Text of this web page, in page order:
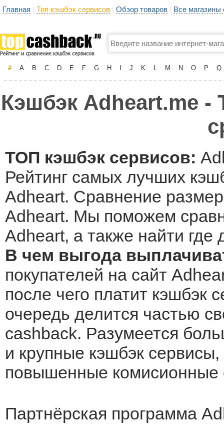
Главная | Топ кэшбэк сервисов | Обзор товаров | Все
# A B C D E F G H J K L M N O P Q
Кэшбэк Adheart.me -
ТОП кэшбэк сервисов:
Рейтинг самых лучших
Adheart. Сравнение
Adheart. Мы поможем
Adheart, а также найти
В чем выгода
покупателей на сайт
после чего платит кэшбэк
очередь делится частью
cashback. Разумеется
и крупные кэшбэк
повышенные комисионные
Партнёрская программа